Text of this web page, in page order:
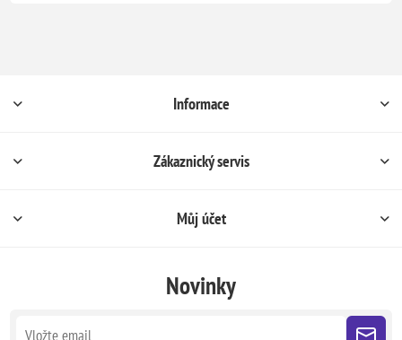
Informace
Zákaznický servis
Můj účet
Novinky